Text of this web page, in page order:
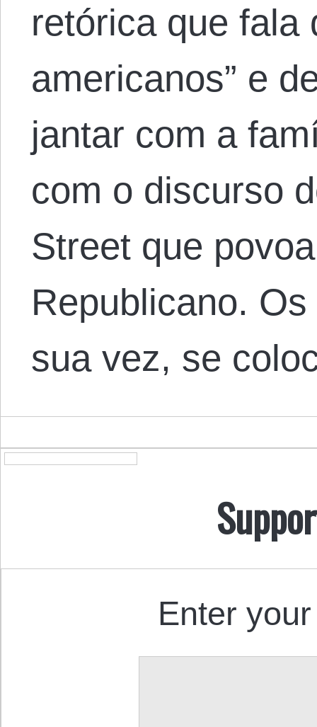
retórica que fala
americanos” e
jantar com a
com o discurso
Street que
Republicano.
sua vez, se
Enter